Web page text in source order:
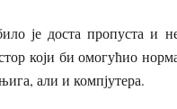
је доста пропуста и
који би омогућио
али и компјутера.